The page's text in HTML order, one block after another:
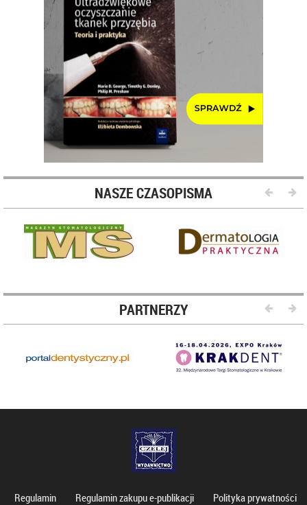
NASZE CZASOPISMA
PARTNERZY
Regulamin Regulamin zakupu e-publikacji Polityka prywatności